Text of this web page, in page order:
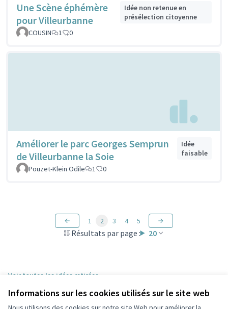
Informations sur les cookies utilisés sur le site web
Une Scène éphémère
pour Villeurbanne
Idée non retenue en
présélection citoyenne
COUSIN
1 0
Améliorer le parc Georges Semprun
de Villeurbanne la Soie
Idée
faisable
Pouzet-Klein Odile
1 0
Résultats par page : 20
1 2 3 4 5
Voir toutes les idées retirées